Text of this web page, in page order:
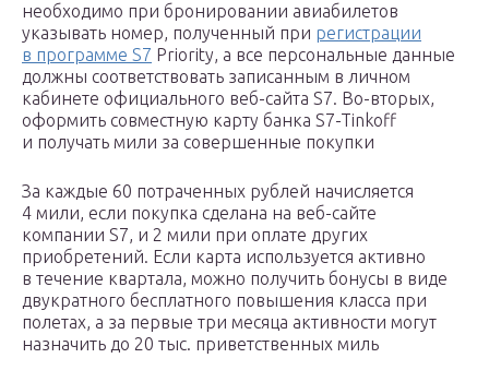
необходимо при бронировании авиабилетов
указывать номер, полученный при регистрации
в программе S7 Priority, а все персональные данные
должны соответствовать записанным в личном
кабинете официального веб-сайта S7. Во-вторых,
оформить совместную карту банка S7-Tinkoff
и получать мили за совершенные покупки
За каждые 60 потраченных рублей начисляется
4 мили, если покупка сделана на веб-сайте
компании S7, и 2 мили при оплате других
приобретений. Если карта используется активно
в течение квартала, можно получить бонусы в виде
двукратного бесплатного повышения класса при
полетах, а за первые три месяца активности могут
назначить до 20 тыс. приветственных миль